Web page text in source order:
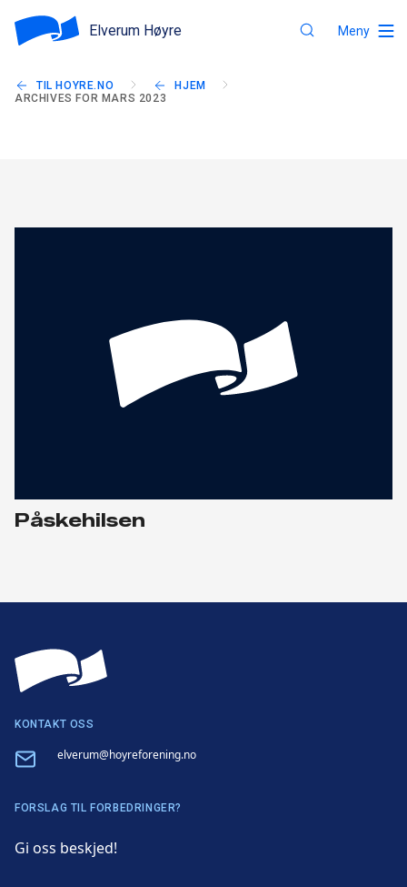
Elverum Høyre Meny
TIL HOYRE.NO
HJEM
ARCHIVES FOR MARS 2023
Påskehilsen
KONTAKT OSS
Email elverum@hoyreforening.no
FORSLAG TIL FORBEDRINGER?
Gi oss beskjed!